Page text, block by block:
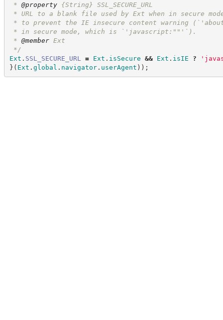
* @property {String}
SSL_SECURE_URL
* URL to a blank file used by Ext when in secure
* to prevent the IE insecure content warning
* in secure mode, which is `'javascript:""'`).
* @member Ext
*/
Ext . SSL_SECURE_URL = Ext . isSecure && Ext . isIE ? '
} ( Ext . global . navigator. userAgent ) ) ;